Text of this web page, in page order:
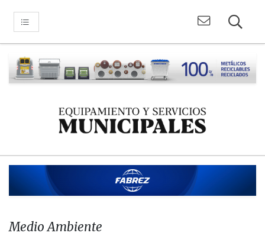
Medio Ambiente